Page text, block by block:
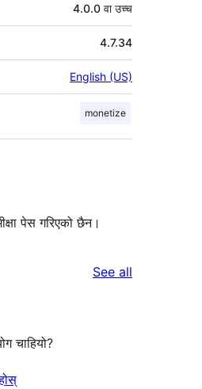
4.0.0 वा उच्च
4.7.34
English (US)
monetize
पेस गरिएको छैन।
See all
चाहियो?